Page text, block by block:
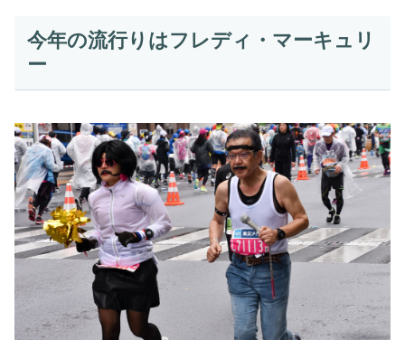
今年の流行りはフレディ・マーキュリ
ー